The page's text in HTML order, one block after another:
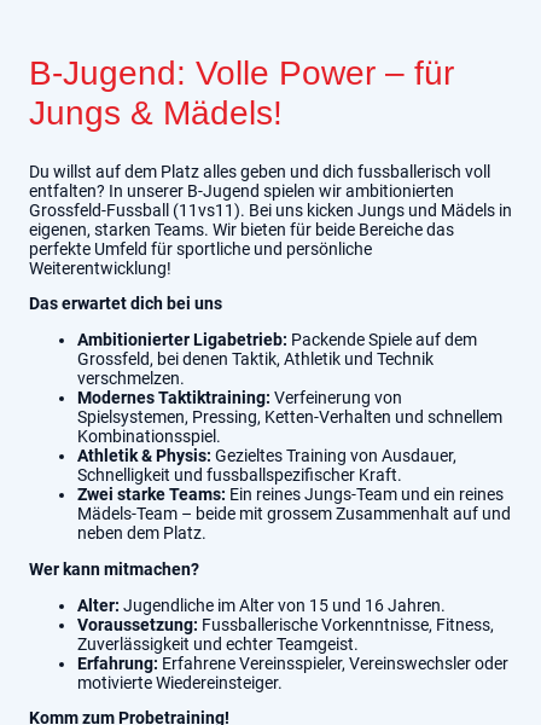
B-Jugend: Volle Power – für
Jungs & Mädels!
Du willst auf dem Platz alles geben und dich fussballerisch voll
entfalten? In unserer B-Jugend spielen wir ambitionierten
Grossfeld-Fussball (11vs11). Bei uns kicken Jungs und Mädels in
eigenen, starken Teams. Wir bieten für beide Bereiche das
perfekte Umfeld für sportliche und persönliche
Weiterentwicklung!
Das erwartet dich bei uns
Ambitionierter Ligabetrieb: Packende Spiele auf dem
Grossfeld, bei denen Taktik, Athletik und Technik
verschmelzen.
Modernes Taktiktraining: Verfeinerung von
Spielsystemen, Pressing, Ketten-Verhalten und schnellem
Kombinationsspiel.
Athletik & Physis: Gezieltes Training von Ausdauer,
Schnelligkeit und fussballspezifischer Kraft.
Zwei starke Teams: Ein reines Jungs-Team und ein reines
Mädels-Team – beide mit grossem Zusammenhalt auf und
neben dem Platz.
Wer kann mitmachen?
Alter: Jugendliche im Alter von 15 und 16 Jahren.
Voraussetzung: Fussballerische Vorkenntnisse, Fitness,
Zuverlässigkeit und echter Teamgeist.
Erfahrung: Erfahrene Vereinsspieler, Vereinswechsler oder
motivierte Wiedereinsteiger.
Komm zum Probetraining!